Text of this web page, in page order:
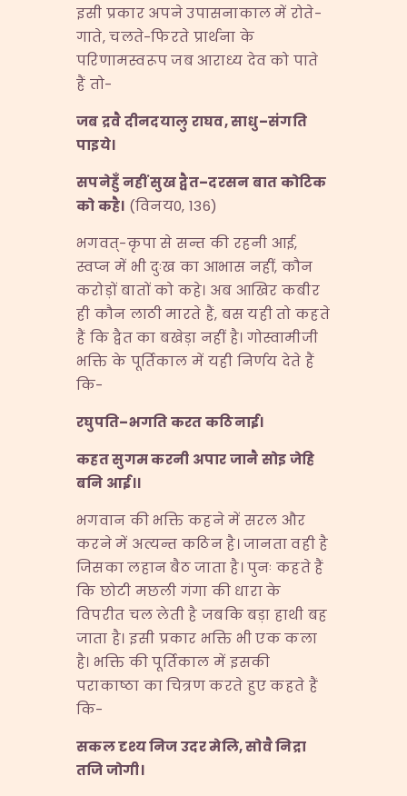
इसी प्रकार अपने उपासनाकाल में रोते-
गाते, चलते-फिरते प्रार्थना के
परिणामस्वरूप जब आराध्य देव को पाते
हैं तो-
जब द्रवै दीनदयालु राघव,साधु–संगति
पाइये।
सपनेहुँ नहीं सुख द्वैत–दरसन बात कोटिक
को कहै। (विनय0, 136)
भगवत्-कृपा से सन्त की रहनी आई,
स्वप्न में भी दुःख का आभास नहीं, कौन
करोड़ों बातों को कहे। अब आखिर कबीर
ही कौन लाठी मारते हैं, बस यही तो कहते
हैं कि द्वैत का बखेड़ा नहीं है। गोस्वामीजी
भक्ति के पूर्तिकाल में यही निर्णय देते हैं
कि-
रघुपति–भगति करत कठिनाई।
कहत सुगम करनी अपार जानै सोइ जेहि
बनि आई।।
भगवान की भक्ति कहने में सरल और
करने में अत्यन्त कठिन है। जानता वही है
जिसका लहान बैठ जाता है। पुनः कहते हैं
कि छोटी मछली गंगा की धारा के
विपरीत चल लेती है जबकि बड़ा हाथी बह
जाता है। इसी प्रकार भक्ति भी एक कला
है। भक्ति की पूर्तिकाल में इसकी
पराकाष्ठा का चित्रण करते हुए कहते हैं
कि-
सकल दृश्य निज उदर मेलि,सोवै निद्रा
तजि जोगी।